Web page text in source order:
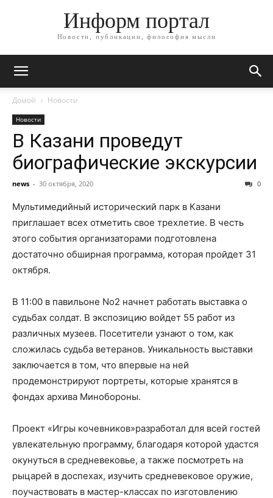
Информ портал
Новости, публикации, философия мысли
Домой Новости
Новости
В Казани проведут
биографические экскурсии
news - 30 октября, 2020 0
Мультимедийный исторический парк в Казани
приглашает всех отметить свое трехлетие. В честь
этого события организаторами подготовлена
достаточно обширная программа, которая пройдет 31
октября.
В 11:00 в павильоне No2 начнет работать выставка о
судьбах солдат. В экспозицию войдет 55 работ из
различных музеев. Посетители узнают о том, как
сложилась судьба ветеранов. Уникальность выставки
заключается в том, что впервые на ней
продемонстрируют портреты, которые хранятся в
фондах архива Минобороны.
Проект «Игры кочевников»разработал для всей гостей
увлекательную программу, благодаря которой удастся
окунуться в средневековье, а также посмотреть на
рыцарей в доспехах, изучить средневековое оружие,
поучаствовать в мастер-классах по изготовлению